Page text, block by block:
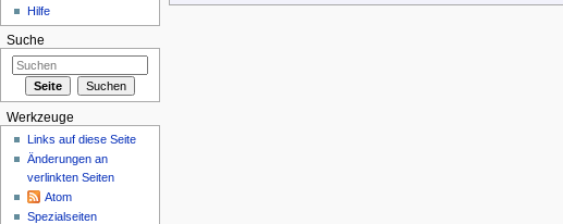
Hilfe
Suche
Werkzeuge
Links auf diese Seite
Änderungen an
verlinkten Seiten
Atom
Spezialseiten